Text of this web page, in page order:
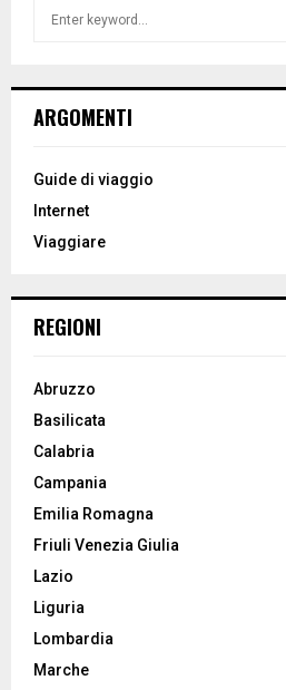
h
o
:
ARGOMENTI
Guide di viaggio
Internet
Viaggiare
REGIONI
Abruzzo
Basilicata
Calabria
Campania
Emilia Romagna
Friuli Venezia Giulia
Lazio
Liguria
Lombardia
Marche